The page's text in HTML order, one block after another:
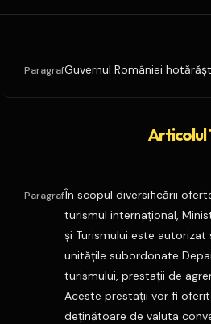
ParagrafGuvernul României
Articolul
ParagrafÎn scopul diversificării
turismul internaţional,
şi Turismului este autorizat
unităţile subordonate
turismului, prestaţii de
Aceste prestaţii vor fi
deţinătoare de valuta